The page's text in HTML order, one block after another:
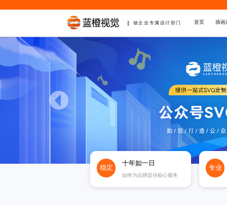
做企业专属设计部门 首页 插画
稳定
十年如一日
始终为品牌提供贴心服务
专业